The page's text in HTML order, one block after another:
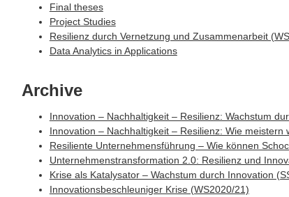
Final theses
Project Studies
Resilienz durch Vernetzung und Zusammenarbeit
Data Analytics in Applications
Archive
Innovation – Nachhaltigkeit – Resilienz: Wachstum
Innovation – Nachhaltigkeit – Resilienz: Wie
Resiliente Unternehmensführung – Wie können
Unternehmenstransformation 2.0: Resilienz und
Krise als Katalysator – Wachstum durch Innovation
Innovationsbeschleuniger Krise (WS2020/21)